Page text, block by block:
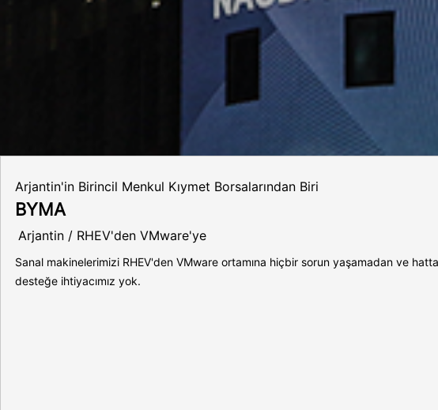
Arjantin'in Birincil Menkul Kıymet Borsalarından Biri
BYMA
Arjantin / RHEV'den VMware'ye
Sanal makinelerimizi RHEV'den VMware ortamına hiçbir sorun yaşamadan ve
desteğe ihtiyacımız yok.